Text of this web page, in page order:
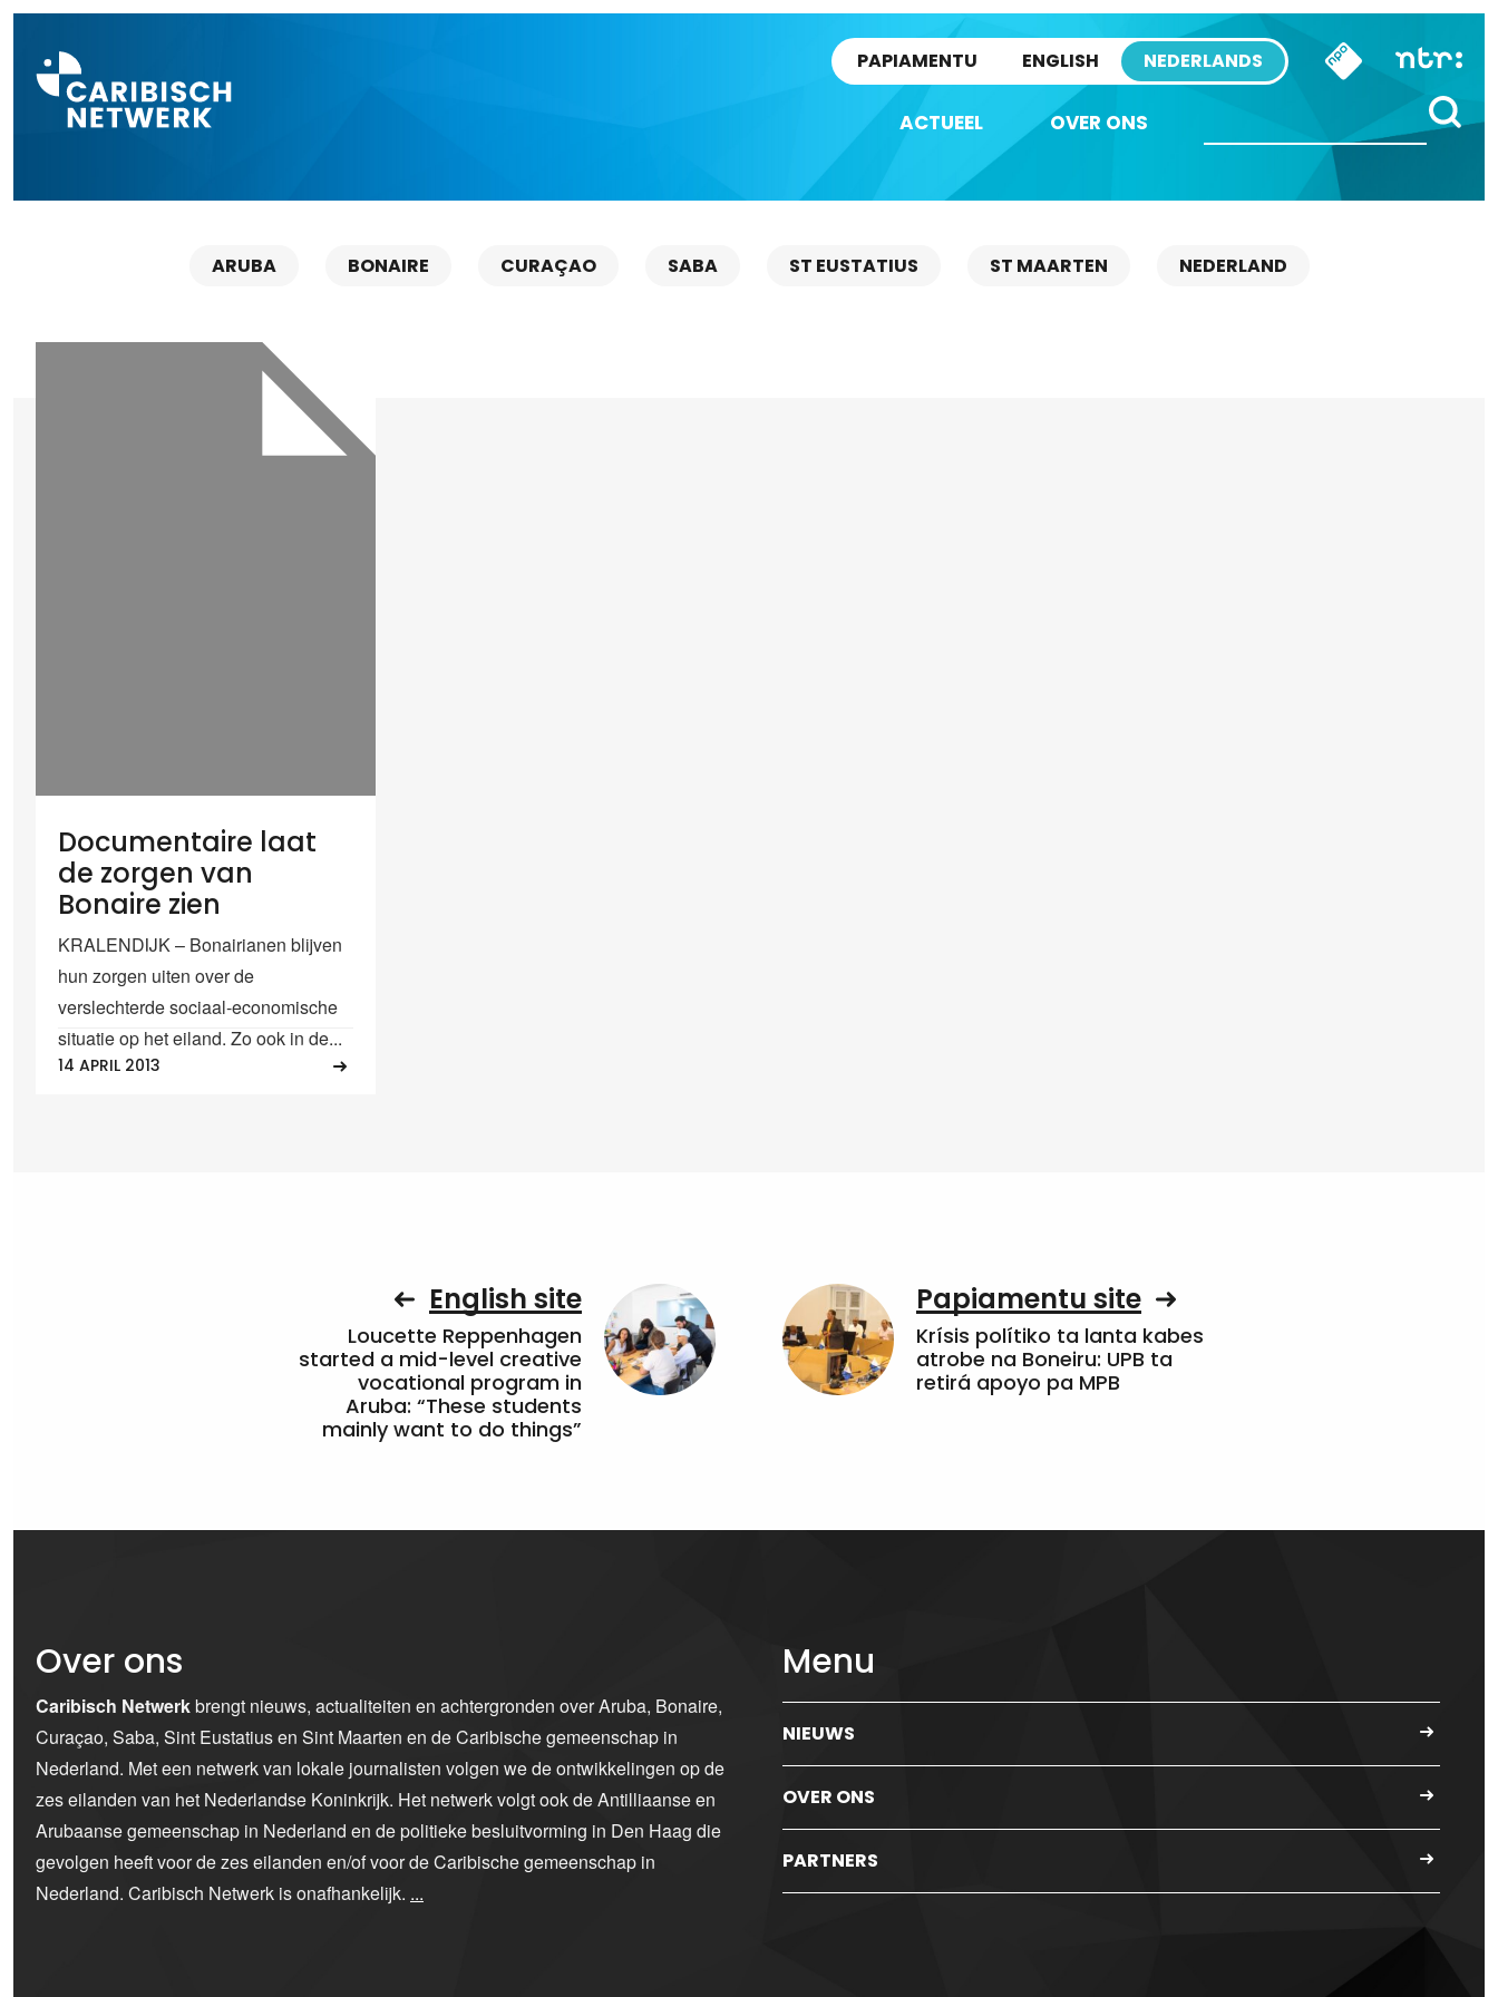
PAPIAMENTU ENGLISH NEDERLANDS
ACTUEEL OVER ONS
ARUBA BONAIRE CURAÇAO SABA ST EUSTATIUS ST MAARTEN NEDERLAND
Documentaire laat
de zorgen van
Bonaire zien
KRALENDIJK – Bonairianen blijven
hun zorgen uiten over de
verslechterde sociaal-economische
situatie op het eiland. Zo ook in de...
14 APRIL 2013
English site
Loucette Reppenhagen
started a mid-level creative
vocational program in
Aruba: “These students
mainly want to do things”
Papiamentu site
Krísis polítiko ta lanta kabes
atrobe na Boneiru: UPB ta
retirá apoyo pa MPB
Over ons
Caribisch Netwerkbrengt nieuws, actualiteiten en achtergronden over Aruba, Bonaire,
Curaçao, Saba, Sint Eustatius en Sint Maarten en de Caribische gemeenschap in
Nederland. Met een netwerk van lokale journalisten volgen we de ontwikkelingen op de
zes eilanden van het Nederlandse Koninkrijk. Het netwerk volgt ook de Antilliaanse en
Arubaanse gemeenschap in Nederland en de politieke besluitvorming in Den Haag die
gevolgen heeft voor de zes eilanden en/of voor de Caribische gemeenschap in
Nederland. Caribisch Netwerk is onafhankelijk. ...
Menu
NIEUWS
OVER ONS
PARTNERS